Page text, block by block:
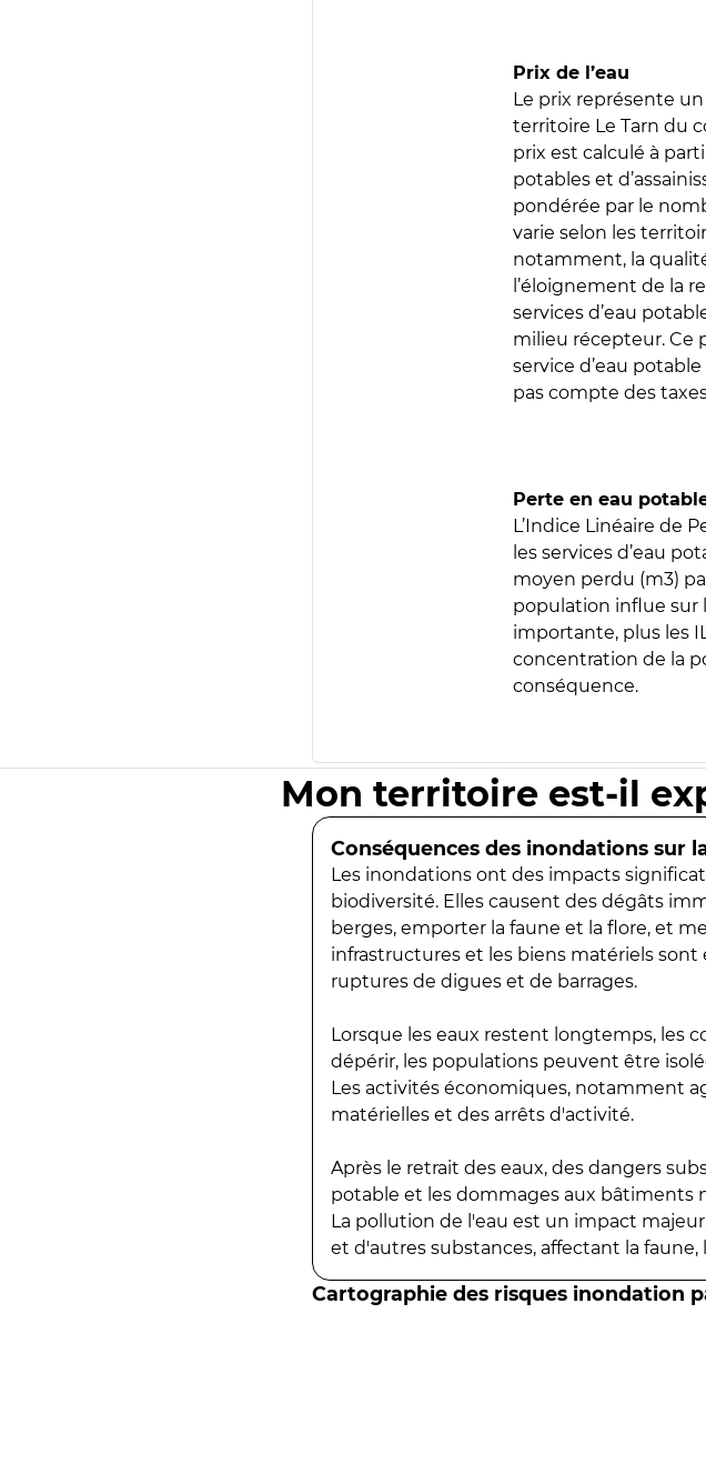
Prix de l’eau
Le prix représente
territoire Le Tarn du
prix est calculé à
potables et
pondérée par le
varie selon les
notamment, la
l’éloignement de la
services d’eau
milieu récepteur. Ce
service d’eau
pas compte des
Perte en eau
L’Indice Linéaire de
les services d’eau
moyen perdu (m3)
population influe sur
importante, plus les
concentration de la
conséquence.
Mon territoire est-il
Conséquences des inondations sur
Les inondations ont des impacts
biodiversité. Elles causent des dégâts
berges, emporter la faune et la flore, et
infrastructures et les biens matériels
ruptures de digues et de barrages.
Lorsque les eaux restent longtemps, les
dépérir, les populations peuvent être
Les activités économiques, notamment
matérielles et des arrêts d'activité.
Après le retrait des eaux, des dangers
potable et les dommages aux bâtiments
La pollution de l'eau est un impact
et d'autres substances, affectant la faune,
Cartographie des risques inondation